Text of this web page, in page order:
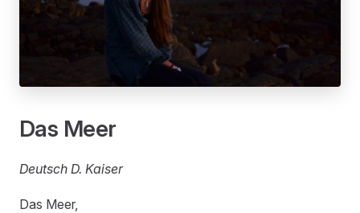
Das Meer
Deutsch D. Kaiser
Das Meer,